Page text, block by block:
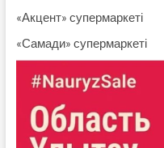
«Акцент» супермаркеті
«Самади» супермаркеті